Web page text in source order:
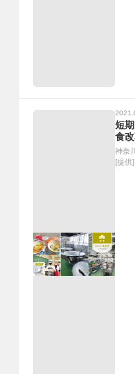
短
食
神奈
[提供]